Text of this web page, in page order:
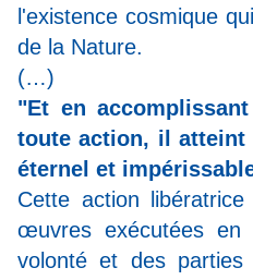
l'existence cosmique
de la Nature.
(…)
"Et en
toute action, il atteint
éternel et
Cette action
œuvres exécutées en
volonté et des parties